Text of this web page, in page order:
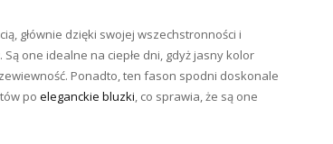
głównie dzięki swojej wszechstronności i
one idealne na ciepłe dni, gdyż jasny kolor
Ponadto, ten fason spodni doskonale
po eleganckie bluzki, co sprawia, że są one